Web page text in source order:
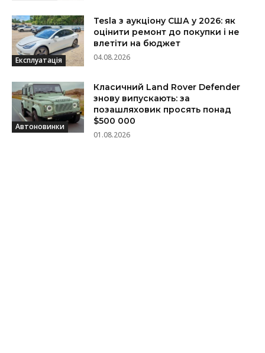
Експлуатація
Tesla з аукціону США у 2026: як
оцінити ремонт до покупки і не
влетіти на бюджет
04.08.2026
Автоновинки
Класичний Land Rover Defender
знову випускають: за
позашляховик просять понад
$500 000
01.08.2026